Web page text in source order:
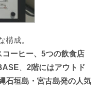
構成。
ーヒー、5つの飲食店
2階にはアウトド
石垣島・宮古島発の人気